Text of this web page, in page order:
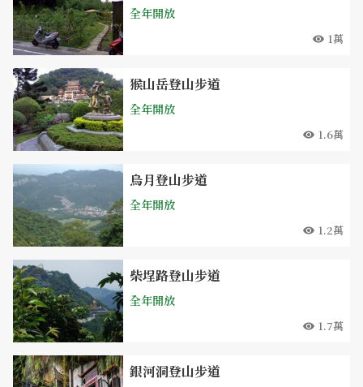
全年開放
1萬
猴山岳登山步道
全年開放
1.6萬
烏月登山步道
全年開放
1.2萬
柴埕路登山步道
全年開放
1.7萬
銀河洞登山步道